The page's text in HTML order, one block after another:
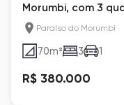
Morumbi, com 3
Paraíso do Morumbi
70m² 3 1
R$ 380.000